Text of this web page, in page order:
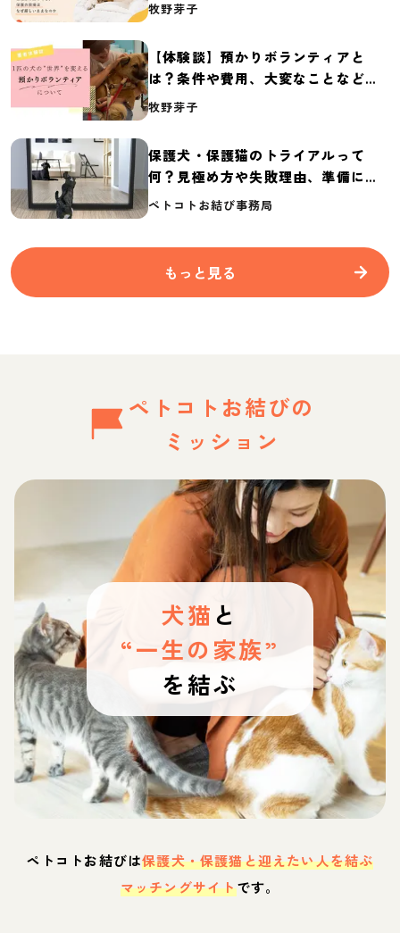
牧野芽子
【体験談】預かりボランティアと
は？条件や費用、大変なことなど紹
介
牧野芽子
保護犬・保護猫のトライアルって
何？見極め方や失敗理由、準備に必
要なものを紹介
ペトコトお結び事務局
もっと見る
ペトコトお結びの
ミッション
犬猫 と
“一生の家族”
を結ぶ
ペトコトお結びは保護犬・保護猫と迎えたい人を結ぶ
マッチングサイトです。